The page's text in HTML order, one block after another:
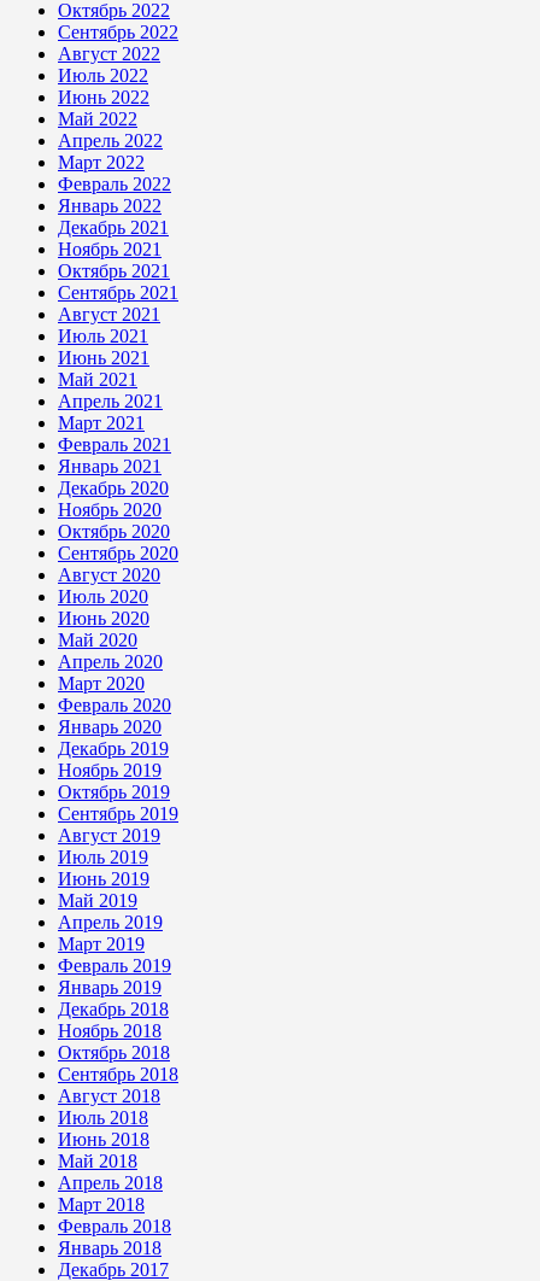
Октябрь 2022
Сентябрь 2022
Август 2022
Июль 2022
Июнь 2022
Май 2022
Апрель 2022
Март 2022
Февраль 2022
Январь 2022
Декабрь 2021
Ноябрь 2021
Октябрь 2021
Сентябрь 2021
Август 2021
Июль 2021
Июнь 2021
Май 2021
Апрель 2021
Март 2021
Февраль 2021
Январь 2021
Декабрь 2020
Ноябрь 2020
Октябрь 2020
Сентябрь 2020
Август 2020
Июль 2020
Июнь 2020
Май 2020
Апрель 2020
Март 2020
Февраль 2020
Январь 2020
Декабрь 2019
Ноябрь 2019
Октябрь 2019
Сентябрь 2019
Август 2019
Июль 2019
Июнь 2019
Май 2019
Апрель 2019
Март 2019
Февраль 2019
Январь 2019
Декабрь 2018
Ноябрь 2018
Октябрь 2018
Сентябрь 2018
Август 2018
Июль 2018
Июнь 2018
Май 2018
Апрель 2018
Март 2018
Февраль 2018
Январь 2018
Декабрь 2017